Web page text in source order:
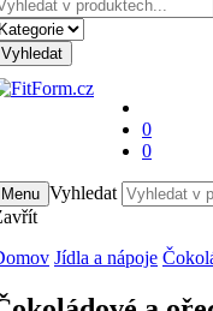
Vyhledat
0
0
Menu Vyhledat
Jídla a nápoje